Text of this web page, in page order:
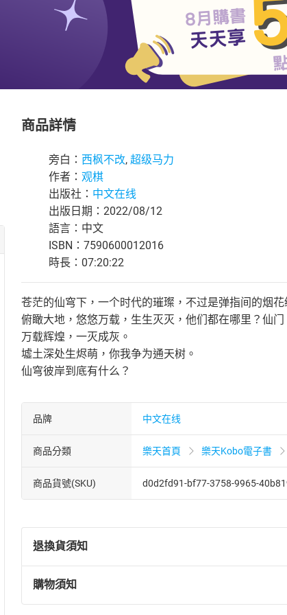
商品詳情
旁白： 西枫不改, 超级马力
作者： 观棋
出版社： 中文在线
出版日期：2022/08/12
語言：中文
ISBN：7590600012016
時長：07:20:22
苍茫的仙穹下，一个时代的璀璨，不过是弹指间的烟花
俯瞰大地，悠悠万载，生生灭灭，他们都在哪里？仙
万载辉煌，一灭成灰。
墟土深处生烬萌，你我争为通天树。
仙穹彼岸到底有什么？
品牌 中文在线
商品分類 樂天首頁 樂天Kobo電子書
商品貨號(SKU) d0d2fd91-bf77-3758-9965-
退換貨須知
退換貨規定：
(一)依消費者保護法第19條第1項後段暨通訊交
購物須知